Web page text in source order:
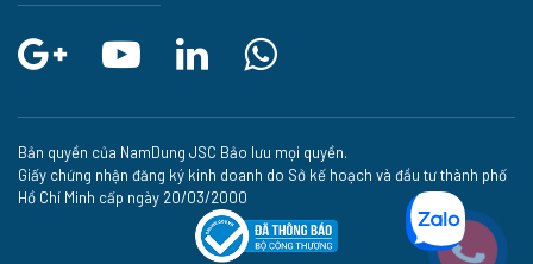
Bản quyền của NamDung JSC Bảo lưu mọi quyền.
Giấy chứng nhận đăng ký kinh doanh do Sở kế hoạch và đầu tư thành phố
Hồ Chí Minh cấp ngày 20/03/2000